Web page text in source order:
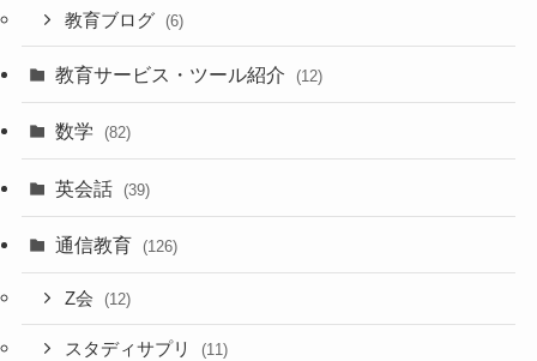
教育ブログ (6)
教育サービス・ツール紹介 (12)
数学 (82)
英会話 (39)
通信教育 (126)
Z会 (12)
スタディサプリ (11)